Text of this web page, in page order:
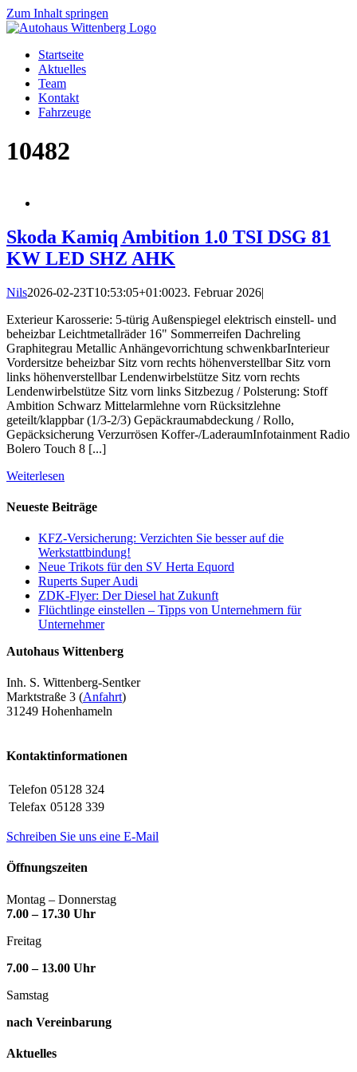
Zum Inhalt springen
Startseite
Aktuelles
Team
Kontakt
Fahrzeuge
10482
Skoda Kamiq Ambition 1.0 TSI DSG 81
KW LED SHZ AHK
Nils2026-02-23T10:53:05+01:0023. Februar 2026|
Exterieur Karosserie: 5-türig Außenspiegel elektrisch einstell- und
beheizbar Leichtmetallräder 16" Sommerreifen Dachreling
Graphitegrau Metallic Anhängevorrichtung schwenkbarInterieur
Vordersitze beheizbar Sitz vorn rechts höhenverstellbar Sitz vorn
links höhenverstellbar Lendenwirbelstütze Sitz vorn rechts
Lendenwirbelstütze Sitz vorn links Sitzbezug / Polsterung: Stoff
Ambition Schwarz Mittelarmlehne vorn Rücksitzlehne
geteilt/klappbar (1/3-2/3) Gepäckraumabdeckung / Rollo,
Gepäcksicherung Verzurrösen Koffer-/LaderaumInfotainment Radio
Bolero Touch 8 [...]
Weiterlesen
Neueste Beiträge
KFZ-Versicherung: Verzichten Sie besser auf die
Werkstattbindung!
Neue Trikots für den SV Herta Equord
Ruperts Super Audi
ZDK-Flyer: Der Diesel hat Zukunft
Flüchtlinge einstellen – Tipps von Unternehmern für
Unternehmer
Autohaus Wittenberg
Inh. S. Wittenberg-Sentker
Marktstraße 3 (Anfahrt)
31249 Hohenhameln
Kontaktinformationen
Telefon 05128 324
Telefax 05128 339
Schreiben Sie uns eine E-Mail
Öffnungszeiten
Montag – Donnerstag
7.00 – 17.30 Uhr
Freitag
7.00 – 13.00 Uhr
Samstag
nach Vereinbarung
Aktuelles